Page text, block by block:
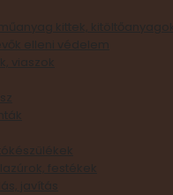
műanyag kittek, kitöltőanyagok
elleni védelem
viaszok
lazúrok, festékek
javítás